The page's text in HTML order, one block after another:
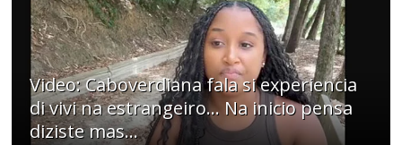
Video: Caboverdiana fala si experiencia
di vivi na estrangeiro... Na inicio pensa
diziste mas...